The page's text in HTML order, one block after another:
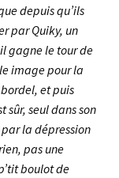
depuis qu’ils
par Quiky, un
gagne le tour de
image pour la
et puis
sûr, seul dans son
la dépression
pas une
boulot de